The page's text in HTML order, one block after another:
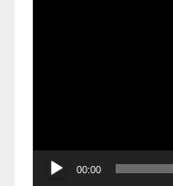
00:00